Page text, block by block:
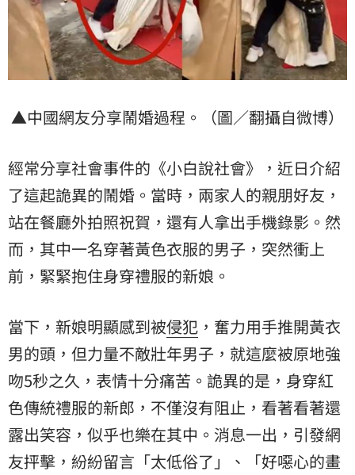
▲中國網友分享鬧婚過程。（圖／翻攝自微博）
經常分享社會事件的《小白說社會》，近日介紹
了這起詭異的鬧婚。當時，兩家人的親朋好友，
站在餐廳外拍照祝賀，還有人拿出手機錄影。然
而，其中一名穿著黃色衣服的男子，突然衝上
前，緊緊抱住身穿禮服的新娘。
當下，新娘明顯感到被侵犯 ，奮力用手推開黃衣
男的頭，但力量不敵壯年男子，就這麼被原地強
吻5秒之久，表情十分痛苦。詭異的是，身穿紅
色傳統禮服的新郎，不僅沒有阻止，看著看著還
露出笑容，似乎也樂在其中。消息一出，引發網
友抨擊，紛紛留言「太低俗了」、「好噁心的畫